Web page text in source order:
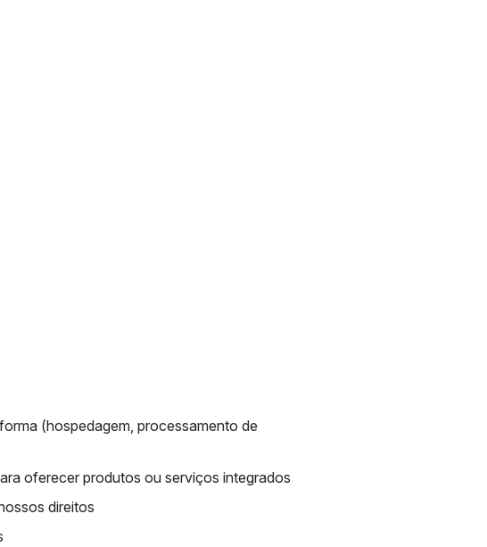
(hospedagem, processamento de
oferecer produtos ou serviços integrados
direitos